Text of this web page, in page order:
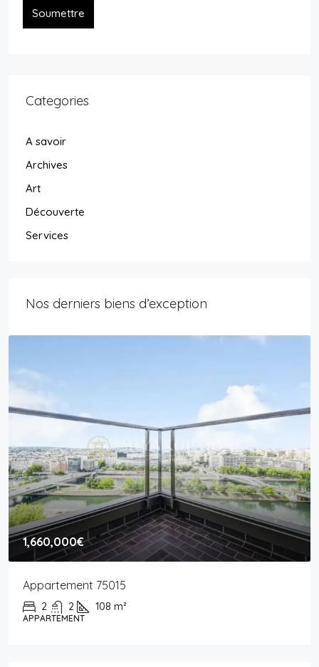
Soumettre
Categories
A savoir
Archives
Art
Découverte
Services
Nos derniers biens d’exception
1,660,000€
Appartement 75015
2 2 108 m²
APPARTEMENT